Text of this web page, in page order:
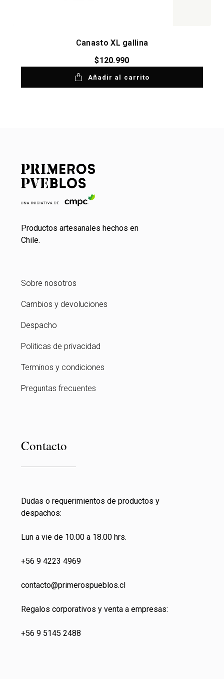
Canasto XL gallina
$120.990
Añadir al carrito
Productos artesanales hechos en
Chile.
Sobre nosotros
Cambios y devoluciones
Despacho
Politicas de privacidad
Terminos y condiciones
Preguntas frecuentes
Contacto
Dudas o requerimientos de productos y
despachos:
Lun a vie de 10.00 a 18.00 hrs.
+56 9 4223 4969
contacto@primerospueblos.cl
Regalos corporativos y venta a empresas:
+56 9 5145 2488